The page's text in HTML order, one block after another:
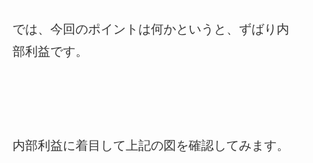
では、今回のポイントは何かというと、ずばり内
部利益です。
内部利益に着目して上記の図を確認してみます。